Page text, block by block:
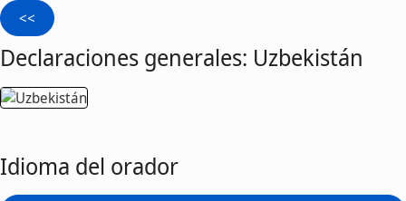
Declaraciones generales: Uzbekistán
Idioma del orador